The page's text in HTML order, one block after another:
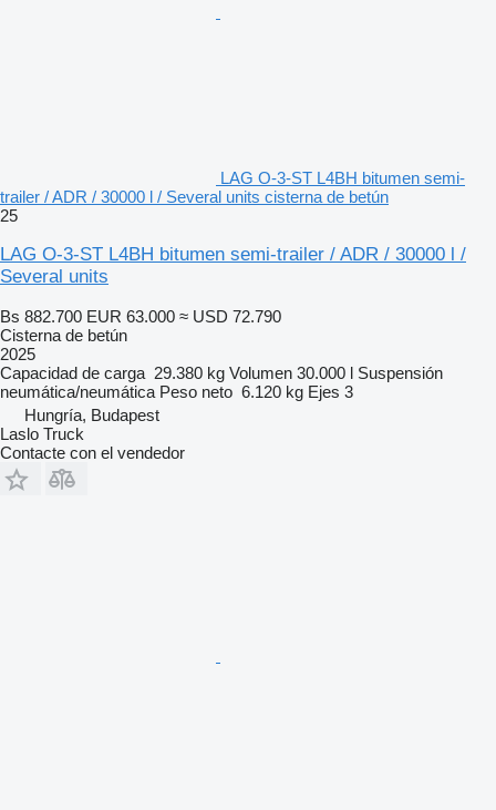
LAG O-3-ST L4BH bitumen semi-
trailer / ADR / 30000 l / Several units cisterna de betún
25
LAG O-3-ST L4BH bitumen semi-trailer / ADR / 30000 l /
Several units
Bs 882.700 EUR 63.000 ≈ USD 72.790
Cisterna de betún
2025
Capacidad de carga 29.380 kg Volumen 30.000 l Suspensión
neumática/neumática Peso neto 6.120 kg Ejes 3
Hungría, Budapest
Laslo Truck
Contacte con el vendedor